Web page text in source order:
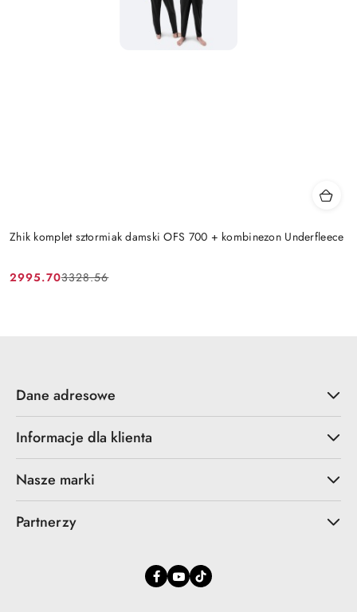
Zhik komplet sztormiak damski OFS 700 + kombinezon Underfleece
Cena
2995.70
Cena
3328.56
Dane adresowe
Informacje dla klienta
Nasze marki
Partnerzy